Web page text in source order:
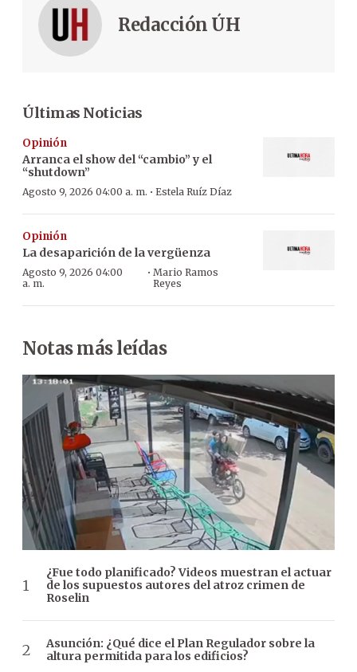
Redacción ÚH
Últimas Noticias
Opinión
Arranca el show del “cambio” y el
“shutdown”
Agosto 9, 2026 04:00 a. m. · Estela Ruíz Díaz
Opinión
La desaparición de la vergüenza
Agosto 9, 2026 04:00
a. m.
· Mario Ramos
Reyes
Notas más leídas
¿Fue todo planificado? Videos muestran el actuar
de los supuestos autores del atroz crimen de
Roselin
Asunción: ¿Qué dice el Plan Regulador sobre la
altura permitida para los edificios?